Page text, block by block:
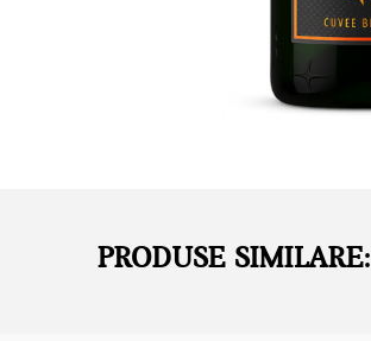
PRODUSE SIMILARE: